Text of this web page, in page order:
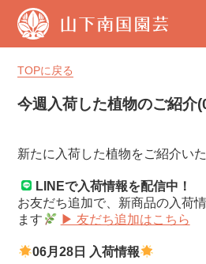
山
下
南
国
園
芸
TOPに戻る
今週入荷した植物のご紹介
新たに入荷した植物をご紹介い
LINEで入荷情報を配信中！
お友だち追加で、新商品の入荷
ます
▶ 友だち追加はこちら
06月28日 入荷情報